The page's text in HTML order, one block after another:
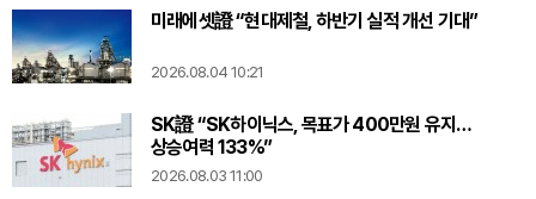
미래에셋證 “현대제철, 하반기 실적 개선 기대”
2026.08.04 10:21
SK證 “SK하이닉스, 목표가 400만원 유지…
상승여력 133%”
2026.08.03 11:00